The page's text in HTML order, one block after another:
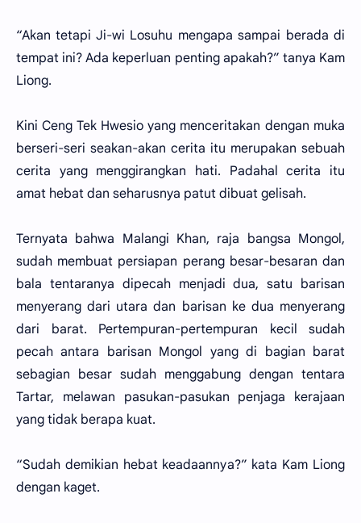
“Akan tetapi Ji-wi Losuhu mengapa sampai berada di
tempat ini? Ada keperluan penting apakah?” tanya Kam
Liong.
Kini Ceng Tek Hwesio yang menceritakan dengan muka
berseri-seri seakan-akan cerita itu merupakan sebuah
cerita yang menggirangkan hati. Padahal cerita itu
amat hebat dan seharusnya patut dibuat gelisah.
Ternyata bahwa Malangi Khan, raja bangsa Mongol,
sudah membuat persiapan perang besar-besaran dan
bala tentaranya dipecah menjadi dua, satu barisan
menyerang dari utara dan barisan ke dua menyerang
dari barat. Pertempuran-pertempuran kecil sudah
pecah antara barisan Mongol yang di bagian barat
sebagian besar sudah menggabung dengan tentara
Tartar, melawan pasukan-pasukan penjaga kerajaan
yang tidak berapa kuat.
“Sudah demikian hebat keadaannya?” kata Kam Liong
dengan kaget.